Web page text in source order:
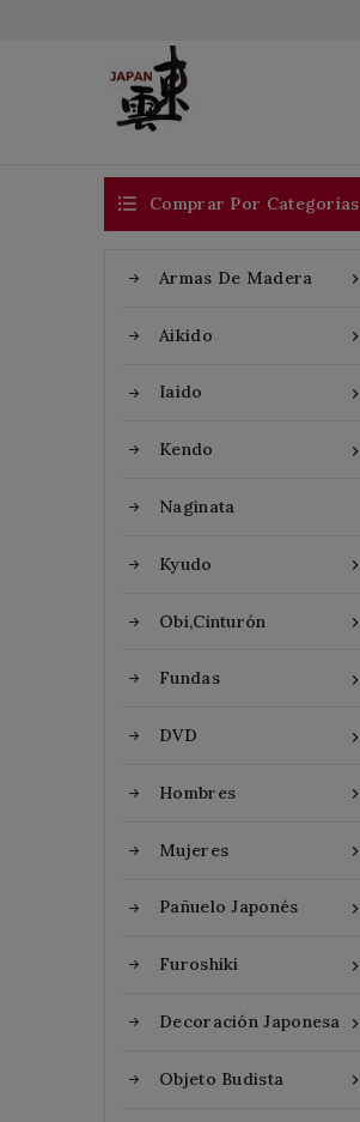
 Comprar Por Categorías

Armas De Madera

Aikido

Iaido

Kendo
Naginata

Kyudo

Obi,Cinturón

Fundas

DVD

Hombres

Mujeres

Pañuelo Japonés

Furoshiki

Decoración Japonesa

Objeto Budista